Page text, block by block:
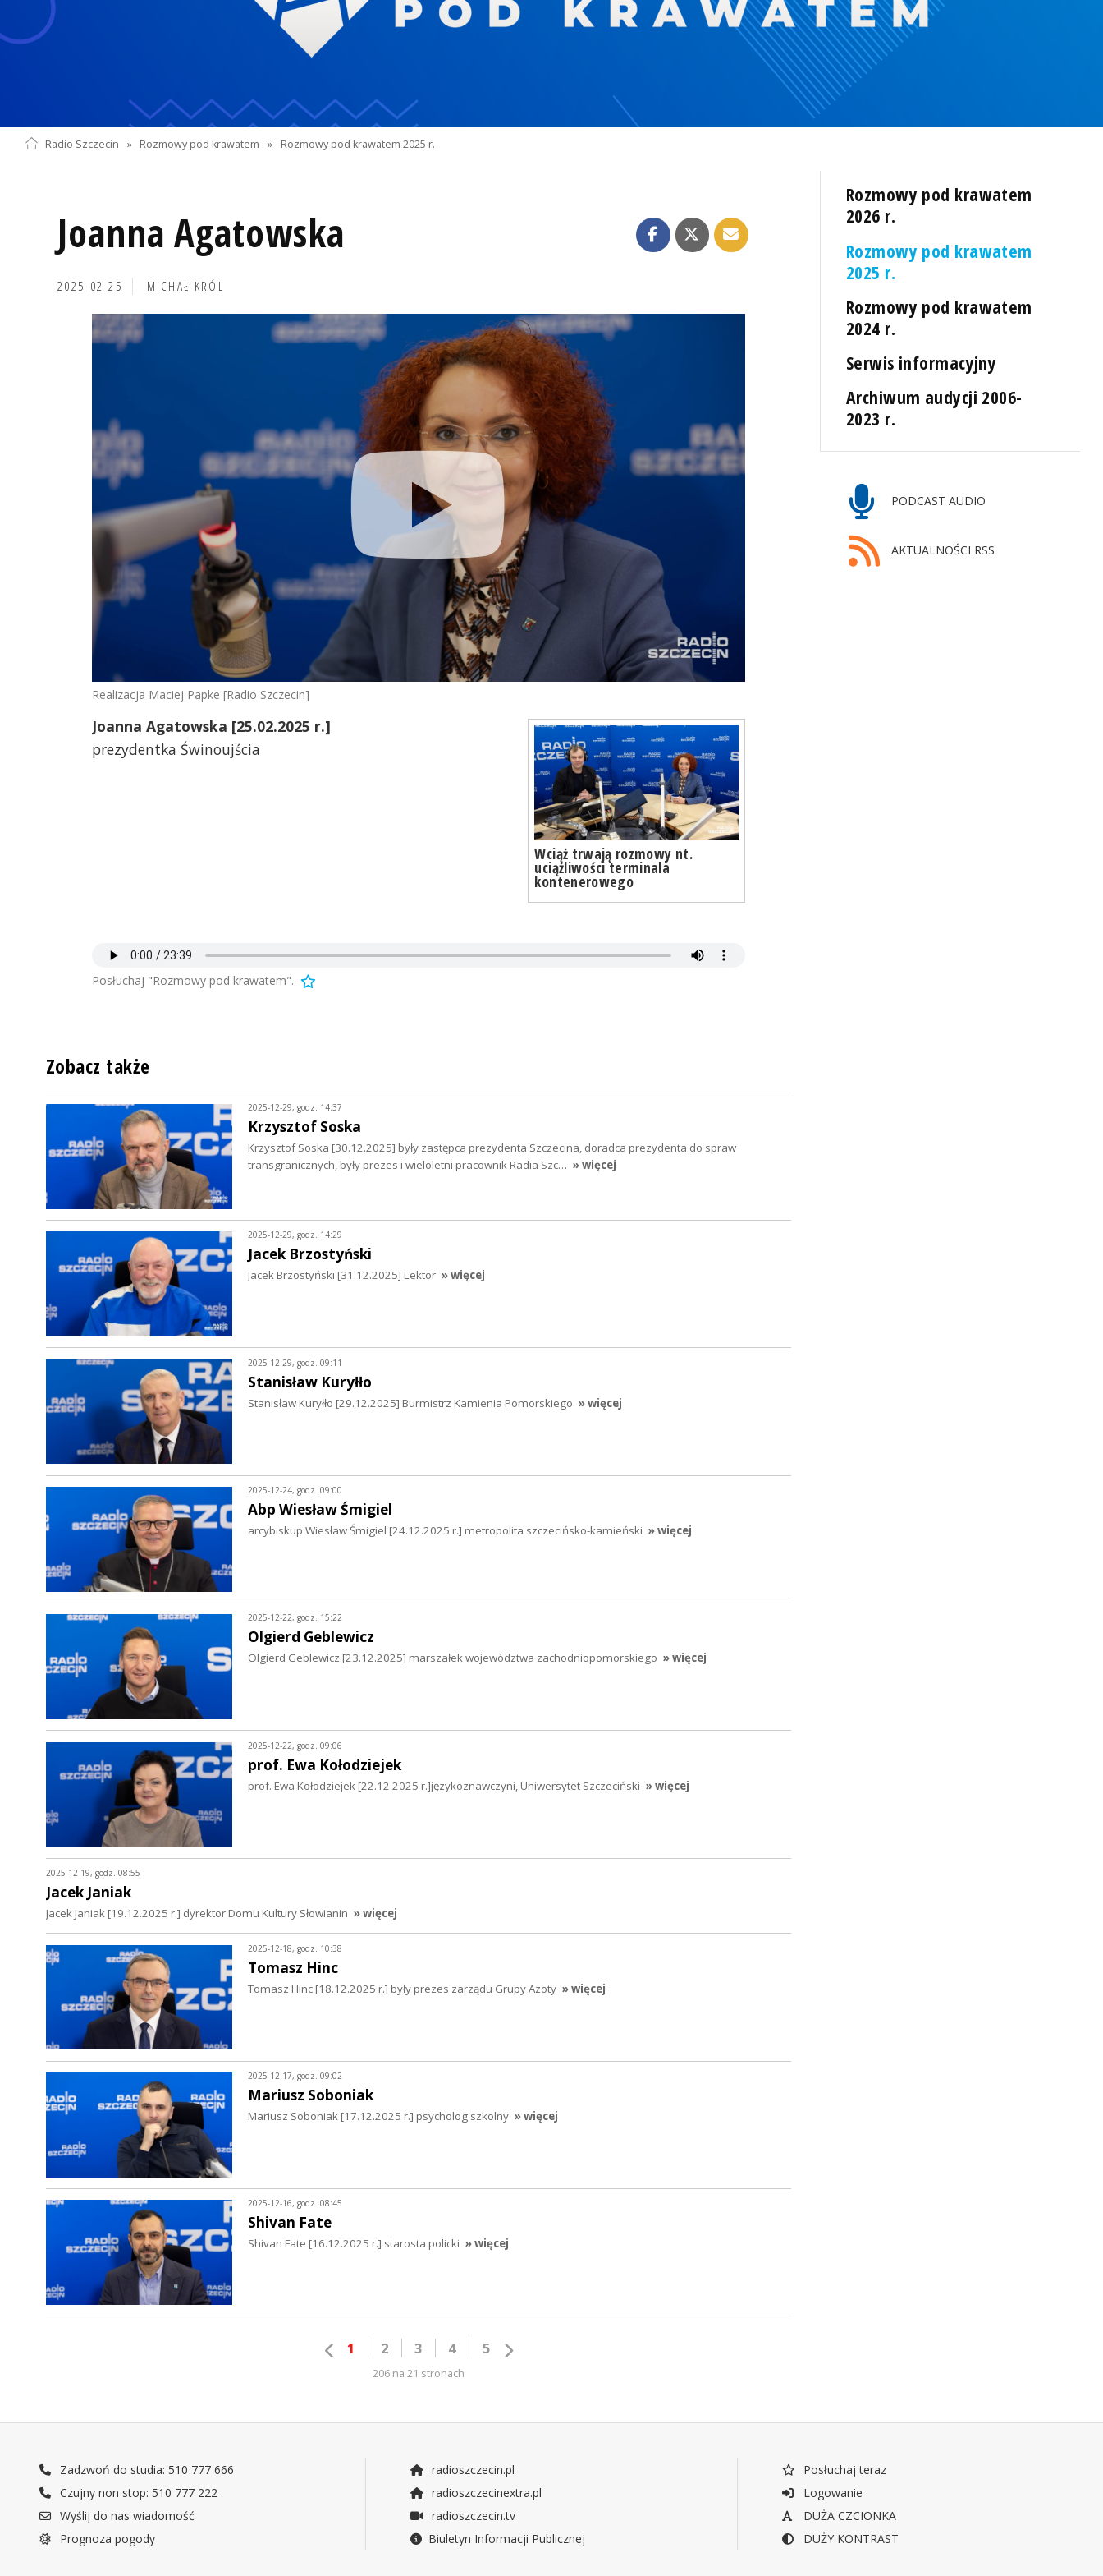
Radio Szczecin » Rozmowy pod krawatem » Rozmowy pod krawatem 2025 r.
Joanna Agatowska
2025-02-25 MICHAŁ KRÓL
Realizacja Maciej Papke [Radio Szczecin]
Wciąż trwają rozmowy nt.
uciążliwości terminala
kontenerowego
Joanna Agatowska [25.02.2025 r.]
prezydentka Świnoujścia
Posłuchaj "Rozmowy pod krawatem".
Rozmowy pod krawatem
2026 r.
Rozmowy pod krawatem
2025 r.
Rozmowy pod krawatem
2024 r.
Serwis informacyjny
Archiwum audycji 2006-
2023 r.
PODCAST AUDIO
AKTUALNOŚCI RSS
Zobacz także
2025-12-29, godz. 14:37
Krzysztof Soska
Krzysztof Soska [30.12.2025] były zastępca prezydenta Szczecina, doradca prezydenta do spraw
transgranicznych, były prezes i wieloletni pracownik Radia Szc… » więcej
2025-12-29, godz. 14:29
Jacek Brzostyński
Jacek Brzostyński [31.12.2025] Lektor » więcej
2025-12-29, godz. 09:11
Stanisław Kuryłło
Stanisław Kuryłło [29.12.2025] Burmistrz Kamienia Pomorskiego » więcej
2025-12-24, godz. 09:00
Abp Wiesław Śmigiel
arcybiskup Wiesław Śmigiel [24.12.2025 r.] metropolita szczecińsko-kamieński » więcej
2025-12-22, godz. 15:22
Olgierd Geblewicz
Olgierd Geblewicz [23.12.2025] marszałek województwa zachodniopomorskiego » więcej
2025-12-22, godz. 09:06
prof. Ewa Kołodziejek
prof. Ewa Kołodziejek [22.12.2025 r.]językoznawczyni, Uniwersytet Szczeciński » więcej
2025-12-19, godz. 08:55
Jacek Janiak
Jacek Janiak [19.12.2025 r.] dyrektor Domu Kultury Słowianin » więcej
2025-12-18, godz. 10:38
Tomasz Hinc
Tomasz Hinc [18.12.2025 r.] były prezes zarządu Grupy Azoty » więcej
2025-12-17, godz. 09:02
Mariusz Soboniak
Mariusz Soboniak [17.12.2025 r.] psycholog szkolny » więcej
2025-12-16, godz. 08:45
Shivan Fate
Shivan Fate [16.12.2025 r.] starosta policki » więcej
1 2 3 4 5
206 na 21 stronach
Zadzwoń do studia: 510 777 666
Czujny non stop: 510 777 222
Wyślij do nas wiadomość
Prognoza pogody
radioszczecin.pl
radioszczecinextra.pl
radioszczecin.tv
Biuletyn Informacji Publicznej
Posłuchaj teraz
Logowanie
DUŻA CZCIONKA
DUŻY KONTRAST